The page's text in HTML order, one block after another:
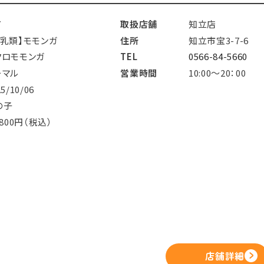
類】モモンガ
ロモモンガ
ル
10/06
子
円（税込）
取扱店舗
知立店
住所
知立市宝3-7-6
TEL
0566-84-5660
営業時間
10:00～20：00
店舗詳細